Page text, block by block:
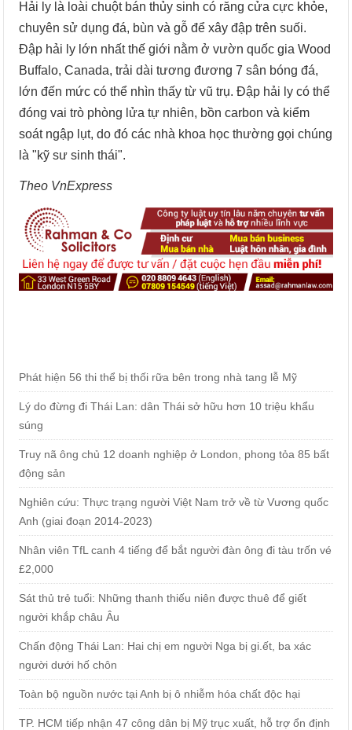
Hải ly là loài chuột bán thủy sinh có răng cửa cực khỏe,
chuyên sử dụng đá, bùn và gỗ để xây đập trên suối.
Đập hải ly lớn nhất thế giới nằm ở vườn quốc gia Wood
Buffalo, Canada, trải dài tương đương 7 sân bóng đá,
lớn đến mức có thể nhìn thấy từ vũ trụ. Đập hải ly có thể
đóng vai trò phòng lửa tự nhiên, bồn carbon và kiểm
soát ngập lụt, do đó các nhà khoa học thường gọi chúng
là "kỹ sư sinh thái".
Theo VnExpress
Phát hiện 56 thi thể bị thối rữa bên trong nhà tang lễ Mỹ
Lý do đừng đi Thái Lan: dân Thái sở hữu hơn 10 triệu khẩu
súng
Truy nã ông chủ 12 doanh nghiệp ở London, phong tỏa 85 bất
động sản
Nghiên cứu: Thực trạng người Việt Nam trở về từ Vương quốc
Anh (giai đoạn 2014-2023)
Nhân viên TfL canh 4 tiếng để bắt người đàn ông đi tàu trốn vé
£2,000
Sát thủ trẻ tuổi: Những thanh thiếu niên được thuê để giết
người khắp châu Âu
Chấn động Thái Lan: Hai chị em người Nga bị gi.ết, ba xác
người dưới hố chôn
Toàn bộ nguồn nước tại Anh bị ô nhiễm hóa chất độc hại
TP. HCM tiếp nhận 47 công dân bị Mỹ trục xuất, hỗ trợ ổn định